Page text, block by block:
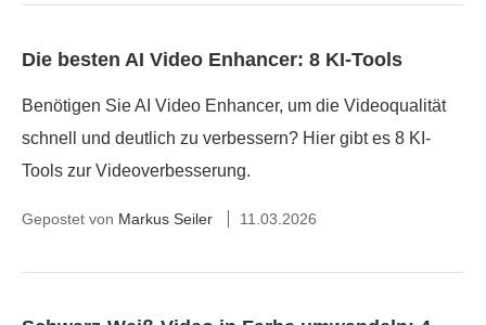
Die besten AI Video Enhancer: 8 KI-Tools
Benötigen Sie AI Video Enhancer, um die Videoqualität
schnell und deutlich zu verbessern? Hier gibt es 8 KI-
Tools zur Videoverbesserung.
Gepostet von Markus Seiler 11.03.2026